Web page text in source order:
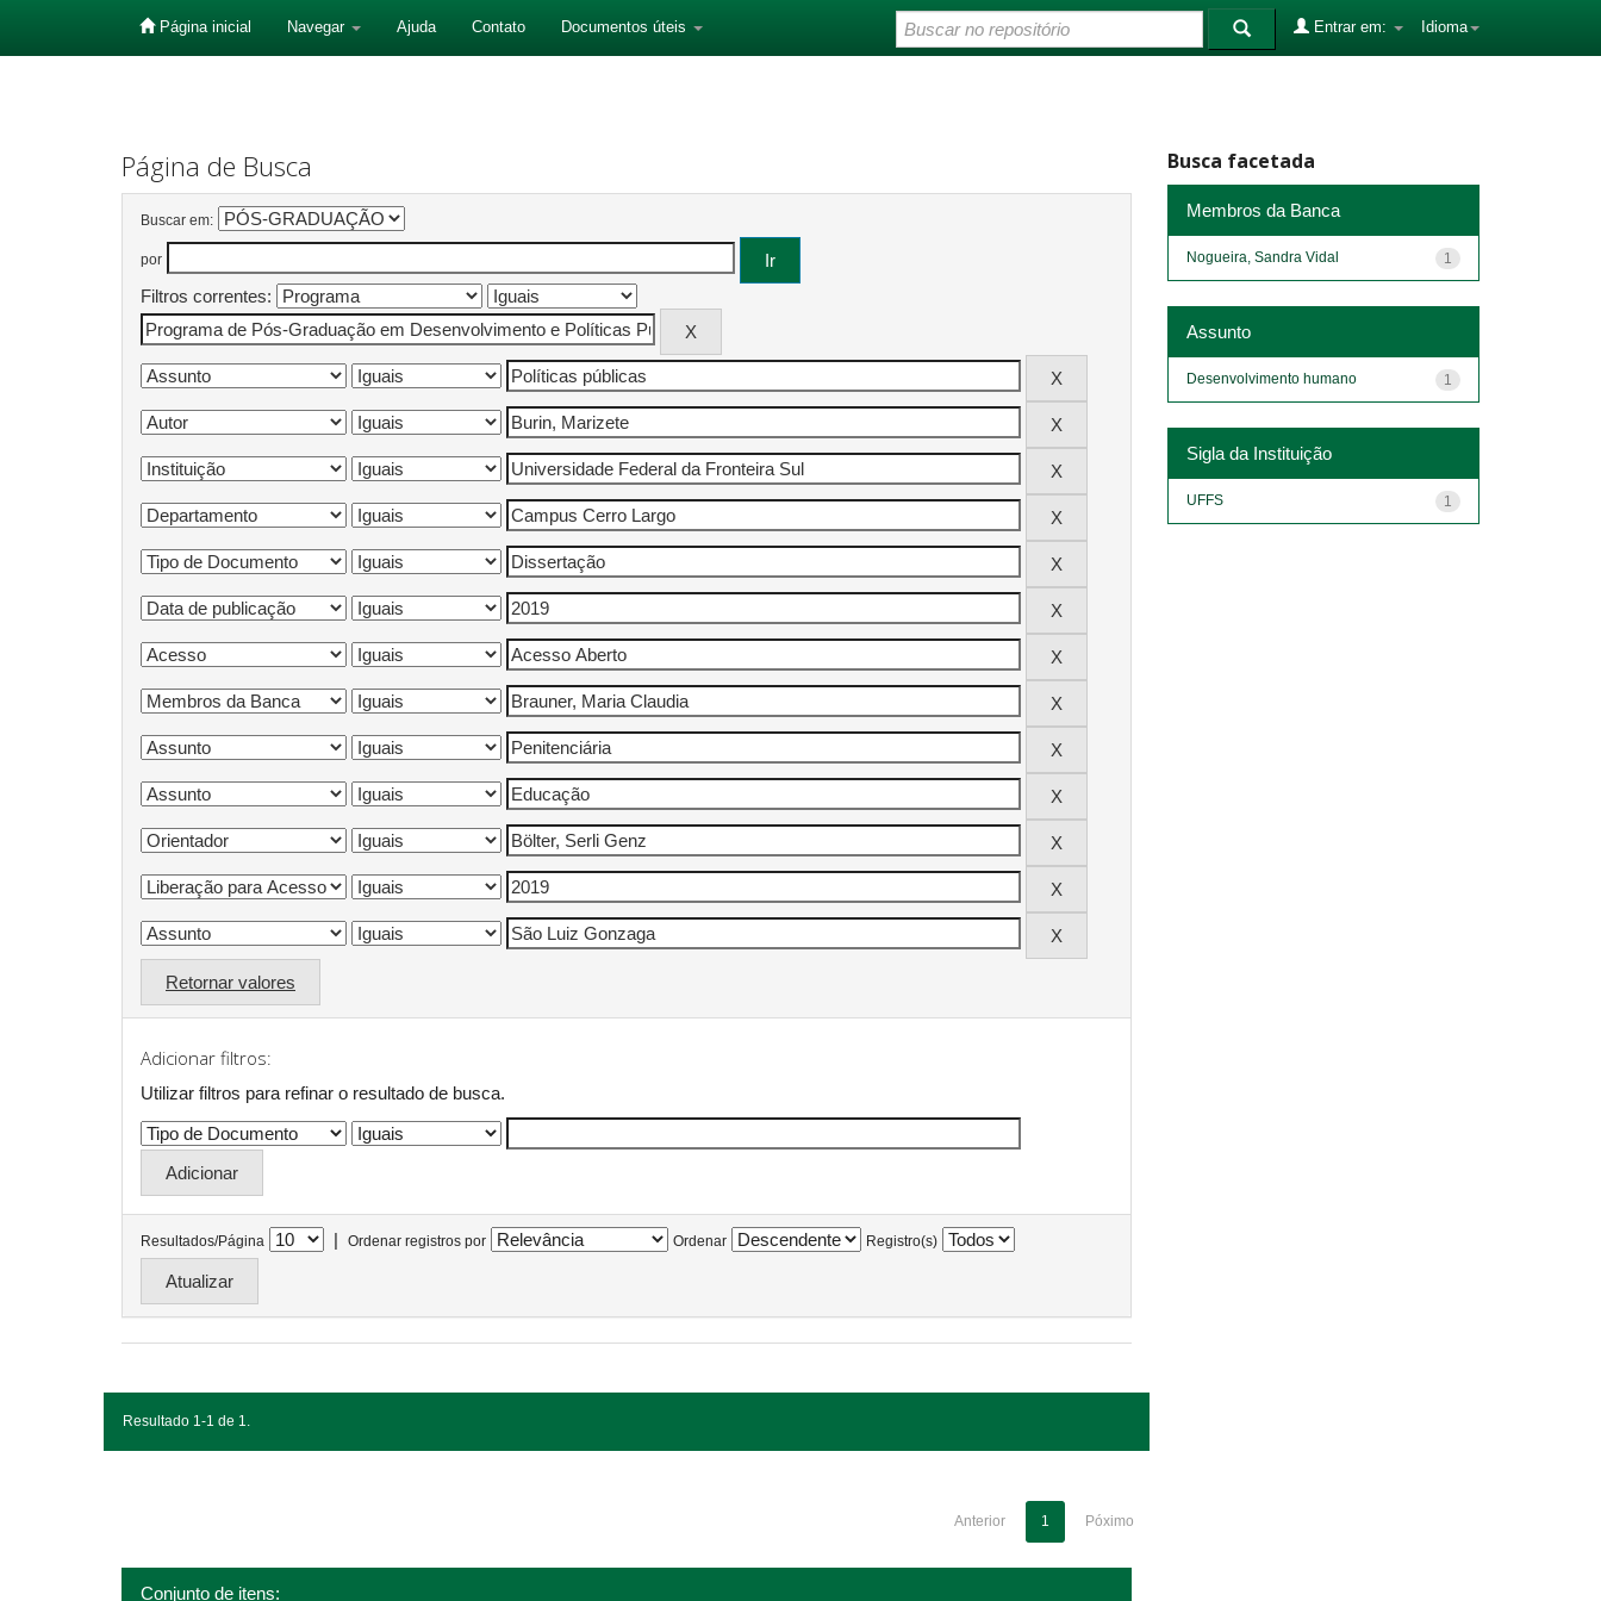
Página inicial Navegar Ajuda Contato Documentos úteis Idioma
Entrar em:
Página de Busca
Buscar em:
por
Filtros correntes:
Retornar valores
Adicionar filtros:
Utilizar filtros para refinar o resultado de busca.
Resultados/Página | Ordenar registros por Ordenar Registro(s)
Resultado 1-1 de 1.
Anterior 1 Póximo
Conjunto de itens:
Busca facetada
Membros da Banca
1
Nogueira, Sandra Vidal
Assunto
1
Desenvolvimento humano
Sigla da Instituição
1
UFFS